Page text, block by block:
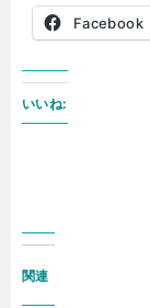
Facebook
いいね:
関連